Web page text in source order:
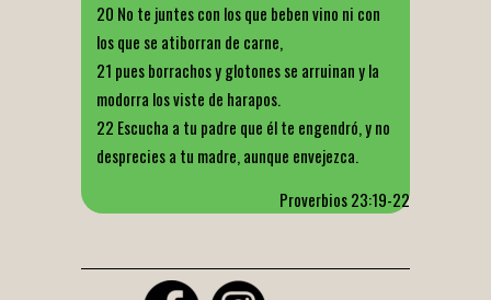
20 No te juntes con los que beben vino ni con
los que se atiborran de carne,
21 pues borrachos y glotones se arruinan y la
modorra los viste de harapos.
22 Escucha a tu padre que él te engendró, y no
desprecies a tu madre, aunque envejezca.
Proverbios 23:19-22